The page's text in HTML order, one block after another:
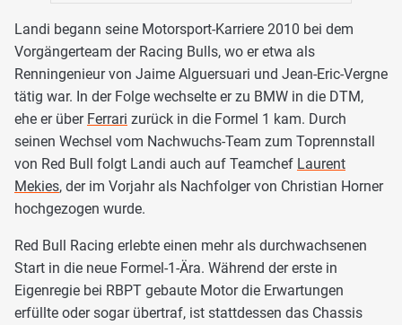
Landi begann seine Motorsport-Karriere 2010 bei dem
Vorgängerteam der Racing Bulls, wo er etwa als
Renningenieur von Jaime Alguersuari und Jean-Eric-Vergne
tätig war. In der Folge wechselte er zu BMW in die DTM,
ehe er über Ferrari zurück in die Formel 1 kam. Durch
seinen Wechsel vom Nachwuchs-Team zum Toprennstall
von Red Bull folgt Landi auch auf Teamchef Laurent
Mekies, der im Vorjahr als Nachfolger von Christian Horner
hochgezogen wurde.
Red Bull Racing erlebte einen mehr als durchwachsenen
Start in die neue Formel-1-Ära. Während der erste in
Eigenregie bei RBPT gebaute Motor die Erwartungen
erfüllte oder sogar übertraf, ist stattdessen das Chassis